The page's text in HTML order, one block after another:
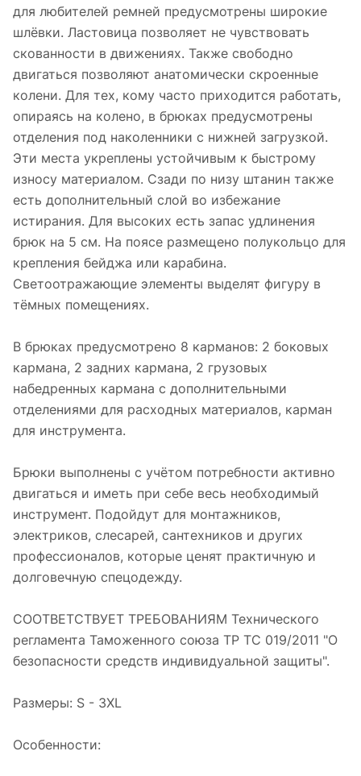
для любителей ремней предусмотрены широкие
шлёвки. Ластовица позволяет не чувствовать
скованности в движениях. Также свободно
двигаться позволяют анатомически скроенные
колени. Для тех, кому часто приходится работать,
опираясь на колено, в брюках предусмотрены
отделения под наколенники с нижней загрузкой.
Эти места укреплены устойчивым к быстрому
износу материалом. Сзади по низу штанин также
есть дополнительный слой во избежание
истирания. Для высоких есть запас удлинения
брюк на 5 см. На поясе размещено полукольцо для
крепления бейджа или карабина.
Светоотражающие элементы выделят фигуру в
тёмных помещениях.
В брюках предусмотрено 8 карманов: 2 боковых
кармана, 2 задних кармана, 2 грузовых
набедренных кармана с дополнительными
отделениями для расходных материалов, карман
для инструмента.
Брюки выполнены с учётом потребности активно
двигаться и иметь при себе весь необходимый
инструмент. Подойдут для монтажников,
электриков, слесарей, сантехников и других
профессионалов, которые ценят практичную и
долговечную спецодежду.
СООТВЕТСТВУЕТ ТРЕБОВАНИЯМ Технического
регламента Таможенного союза ТР ТС 019/2011 "О
безопасности средств индивидуальной защиты".
Размеры: S - 3XL
Особенности: